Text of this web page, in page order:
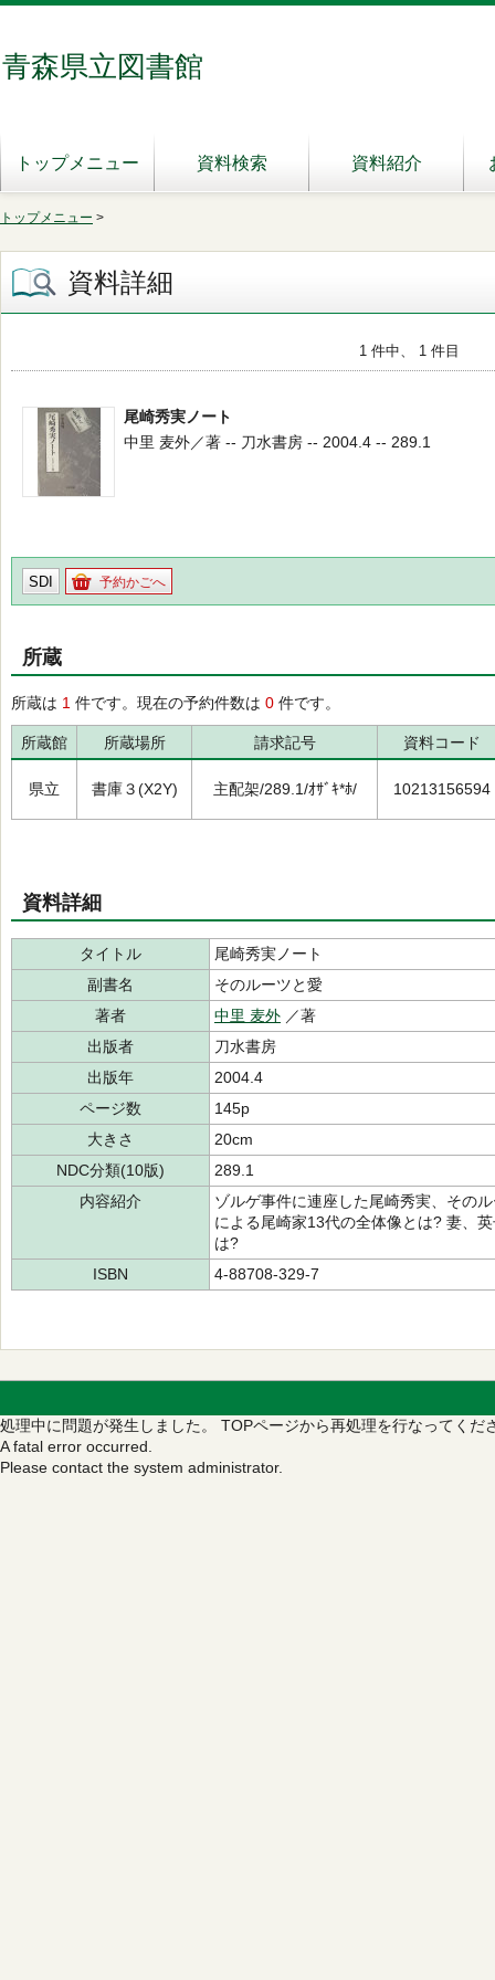
青森県立図書館
トップメニュー 資料検索 資料紹介
トップメニュー >
資料詳細
1 件中、 1 件目
尾崎秀実ノート
中里 麦外／著 -- 刀水書房 -- 2004.4 -- 289.1
SDI 予約かごへ
所蔵
所蔵は 1 件です。現在の予約件数は 0 件です。
所蔵館 所蔵場所 請求記号 資料コード
県立 書庫３(X2Y) 主配架/289.1/ｵｻﾞｷ*ﾎ/ 10213156594
資料詳細
タイトル
尾崎秀実ノート
副書名
そのルーツと愛
著者
中里 麦外 ／著
出版者
刀水書房
出版年
2004.4
ページ数
145p
大きさ
20cm
NDC分類(10版)
289.1
内容紹介
ゾルゲ事件に連座した尾崎秀実、その
による尾崎家13代の全体像とは? 妻、
は?
ISBN
4-88708-329-7
処理中に問題が発生しました。 TOPページから再処理を行なってくだ
A fatal error occurred.
Please contact the system administrator.